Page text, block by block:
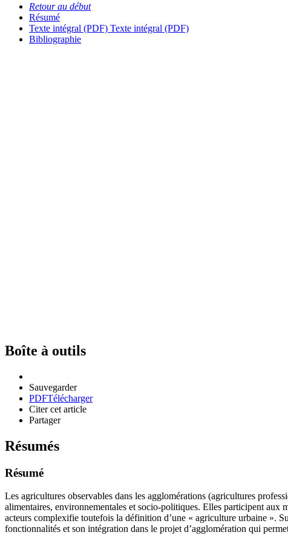
Retour au début
Résumé
Texte intégral (PDF) Texte intégral (PDF)
Bibliographie
Boîte à outils
Sauvegarder
PDFTélécharger
Citer cet article
Partager
Résumés
Résumé
Les agricultures observables dans les agglomérations (agricultures
alimentaires, environnementales et socio-politiques. Elles participent aux
acteurs complexifie toutefois la définition d’une « agriculture urbaine ».
fonctionnalités et son intégration dans le projet d’agglomération qui